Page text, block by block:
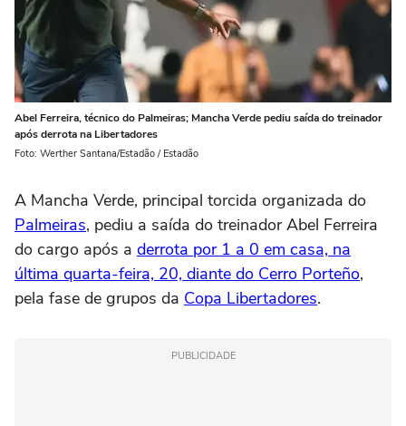
Abel Ferreira, técnico do Palmeiras; Mancha Verde pediu saída do treinador
após derrota na Libertadores
Foto: Werther Santana/Estadão / Estadão
A Mancha Verde, principal torcida organizada do
Palmeiras, pediu a saída do treinador Abel Ferreira
do cargo após a derrota por 1 a 0 em casa, na
última quarta-feira, 20, diante do Cerro Porteño,
pela fase de grupos da Copa Libertadores.
PUBLICIDADE